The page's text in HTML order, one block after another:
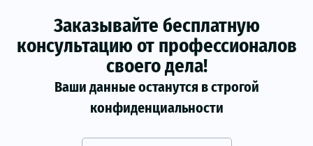
Заказывайте бесплатную
консультацию от профессионалов
своего дела!
Ваши данные останутся в строгой
конфиденциальности